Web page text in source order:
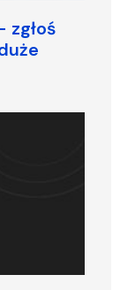
zgłoś